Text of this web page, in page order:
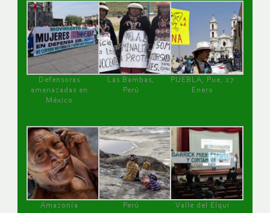
Defensoras
amenazadas en
México
Las Bambas,
Perú
PUEBLA, Pue, 27
Enero
Amazonía
Perú
Valle del Elqui